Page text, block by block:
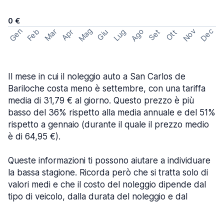
0 €
Gen Feb Mar Apr Mag Giu Lug Ago Set Ott Nov Dec
Il mese in cui il noleggio auto a San Carlos de
Bariloche costa meno è settembre, con una tariffa
media di 31,79 € al giorno. Questo prezzo è più
basso del 36% rispetto alla media annuale e del 51%
rispetto a gennaio (durante il quale il prezzo medio
è di 64,95 €).
Queste informazioni ti possono aiutare a individuare
la bassa stagione. Ricorda però che si tratta solo di
valori medi e che il costo del noleggio dipende dal
tipo di veicolo, dalla durata del noleggio e dal